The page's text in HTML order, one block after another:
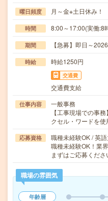
曜日頻度 月～金※土日休み！
時間 8:00～17:00(実働
期間 【急募】即日～
時給 時給1250円
交通費
交通費支給
仕事内容
一般事務
【工事現場での事
クセル・ワードを
応募資格
職種未経験OK / 英
職種未経験OK！業
まずはご応募くだ
職場の雰囲気
年齢層